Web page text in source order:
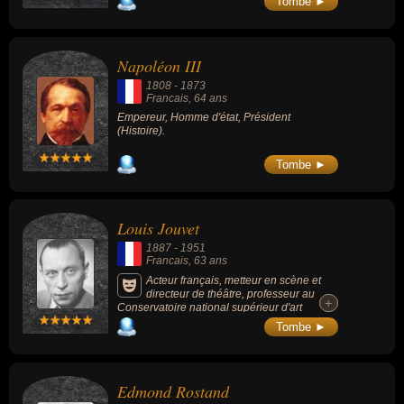
Napoléon III
1808 - 1873
Francais , 64 ans
Empereur, Homme d'état, Président
(Histoire).
Tombe ►
Louis Jouvet
1887 - 1951
Francais, 63 ans
Acteur français, metteur en scène et
directeur de théâtre, professeur au
Conservatoire national supérieur d'art
dramatique, connu pour ses rôles dans les
films : Les Bas-fonds (1936), Drôle de drame
+
+
Tombe ►
Edmond Rostand